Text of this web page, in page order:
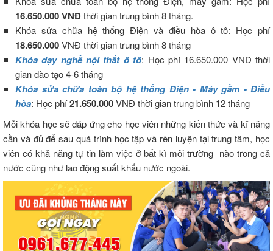
16.650.000 VNĐthời gian trung bình 8 tháng.
Khóa sửa chữa hệ thống Điện và điều hòa ô tô: Học phí
18.650.000VNĐ thời gian trung bình 8 tháng
Khóa dạy nghề nội thất ô tô: Học phí 16.650.000 VNĐ thời
gian đào tạo 4-6 tháng
Khóa sửa chữa toàn bộ hệ thống Điện - Máy gầm - Điều
hòa: Học phí21.650.000VNĐ thời gian trung bình 12 tháng
Mỗi khóa học sẽ đáp ứng cho học viên những kiến thức và kĩ năng
cần và đủ để sau quá trình học tập và rèn luyện tại trung tâm, học
viên có khả năng tự tin làm việc ở bất kì môi trường nào trong cả
nước cũng như lao động suất khẩu nước ngoài.